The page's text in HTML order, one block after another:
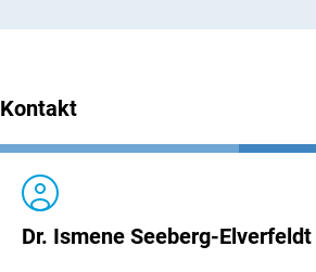
Kontakt
Dr. Ismene Seeberg-Elverfeldt